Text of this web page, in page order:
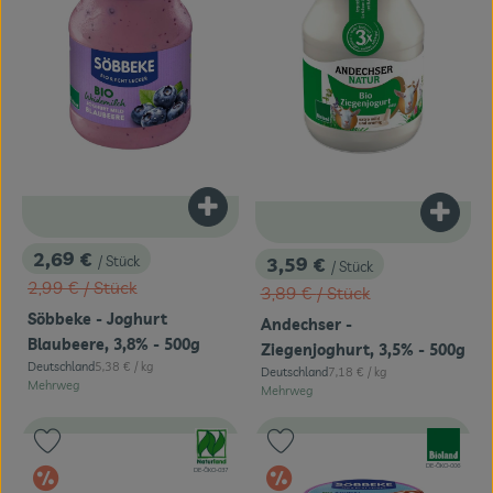
, Preis:
2,69 € / Stück
, Alter Preis:
2,99 €/ Stück
Söbbeke - Joghurt
Blaubeere, 3,8% - 500g
, Herkunft:
Deutschland, Referenzpreis:
5,38 € / kg
Mehrweg
Produkt zum Warenkorb hinzufügen
, Preis:
3,59 € / Stück
, Alter Preis:
3,89 €/ Stück
Andechser -
Ziegenjoghurt, 3,5% - 500g
, Herkunft:
Deutschland, Referenzpreis:
7,18 € / kg
Mehrweg
, Verband:
, Kontrollstelle:
DE-ÖKO-037
Im Angebot
Produkt zu Favouriten hinzufügen
, Kontrollstelle:
DE-ÖKO-006
Im Angebot
Produkt zu Favouriten hinzufügen